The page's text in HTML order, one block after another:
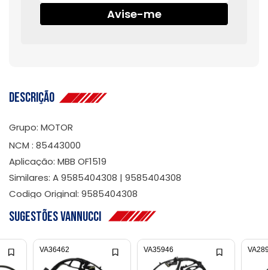
Avise-me
Descrição
Grupo: MOTOR
NCM : 85443000
Aplicação: MBB OF1519
Similares: A 9585404308 | 9585404308
Codigo Original: 9585404308
Sugestões Vannucci
VA36462 VA35946